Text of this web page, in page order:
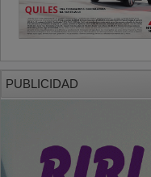
PUBLICIDAD